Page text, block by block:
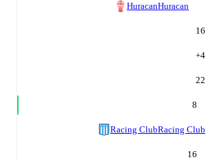
HuracanHuracan
16
+4
22
8
Racing ClubRacing Club
16